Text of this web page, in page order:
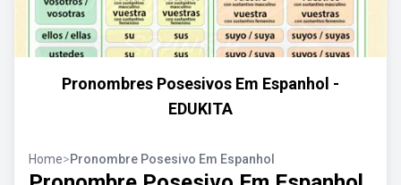
Pronombres Posesivos Em Espanhol -
EDUKITA
Home>Pronombre Posesivo Em Espanhol